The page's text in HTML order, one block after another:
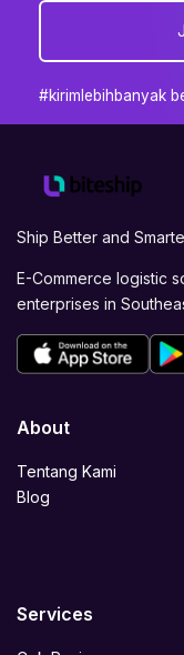
#kirimlebihbanyak
Ship Better and
E-Commerce logistic
enterprises in
About
Tentang Kami
Blog
Services